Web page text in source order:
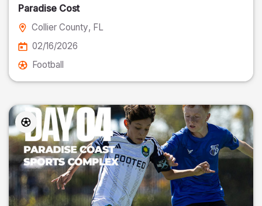
Paradise Cost
Collier County, FL
02/16/2026
Football